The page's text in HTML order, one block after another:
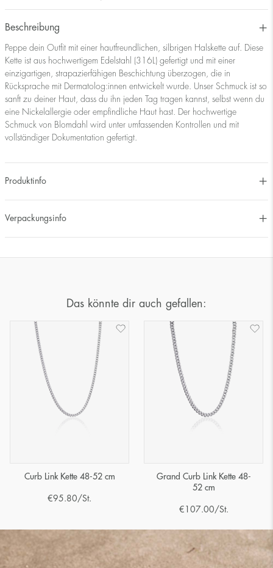
Beschreibung
Peppe dein Outfit mit einer hautfreundlichen, silbrigen Halskette auf. Diese
Kette ist aus hochwertigem Edelstahl (316L) gefertigt und mit einer
einzigartigen, strapazierfähigen Beschichtung überzogen, die in
Rücksprache mit Dermatolog:innen entwickelt wurde. Unser Schmuck ist so
sanft zu deiner Haut, dass du ihn jeden Tag tragen kannst, selbst wenn du
eine Nickelallergie oder empfindliche Haut hast. Der hochwertige
Schmuck von Blomdahl wird unter umfassenden Kontrollen und mit
vollständiger Dokumentation gefertigt.
Produktinfo
Verpackungsinfo
Das könnte dir auch gefallen:
Curb Link Kette 48-52 cm
€95.80/St.
Grand Curb Link Kette 48-
52 cm
€ 107.00/St.